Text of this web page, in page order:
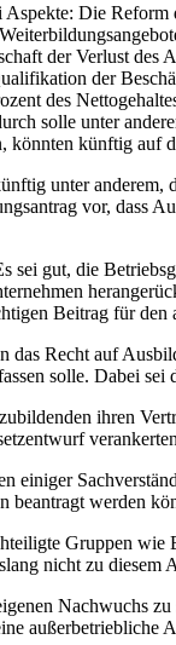
Die
der Verlust
der
des
solle unter
könnten künftig
unter
vor, dass
gut, die
Beitrag für den
Recht auf
solle. Dabei
ihren
werden
Gruppen
nicht zu diesem
Nachwuchs